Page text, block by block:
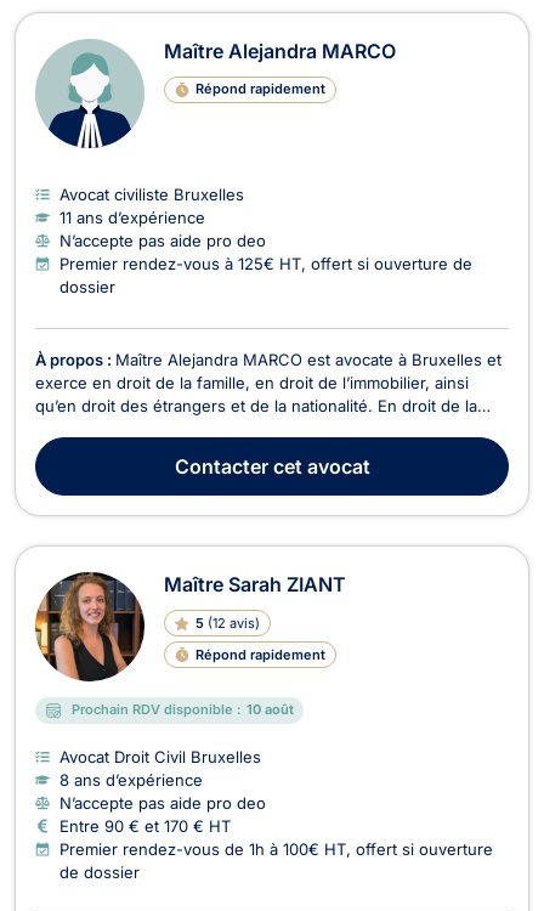
Maître Alejandra MARCO
Répond rapidement
Avocat civiliste Bruxelles
11 ans d’expérience
N’accepte pas aide pro deo
Premier rendez-vous à 125€ HT, offert si ouverture de
dossier
À propos : Maître Alejandra MARCO est avocate à Bruxelles et
exerce en droit de la famille, en droit de l’immobilier, ainsi
qu’en droit des étrangers et de la nationalité. En droit de la
aux relations familiales telles que le divorce à l’amiable ou
contentieux. Elle prend éga...
Contactercet avocat
Maître Sarah ZIANT
5 (12 avis)
Répond rapidement
Prochain RDV disponible : 10 août
Avocat Droit Civil Bruxelles
8 ans d’expérience
N’accepte pas aide pro deo
Entre 90 € et 170 € HT
Premier rendez-vous de 1h à 100€ HT, offert si ouverture
de dossier